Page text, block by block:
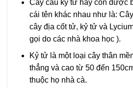
Cây câu kỷ tử hay còn được
cái tên khác nhau như là:
cây địa cốt tử, kỷ tử và
gọi do các nhà khoa học ).
Kỷ tử là một loại cây thân
thẳng và cao từ 50 đến
thuộc họ nhà cà.